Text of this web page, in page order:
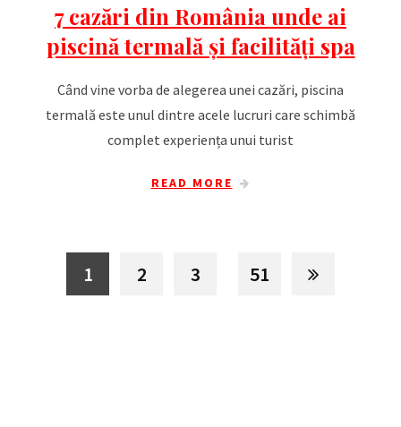
7 cazări din România unde ai
piscină termală și facilități spa
Când vine vorba de alegerea unei cazări, piscina
termală este unul dintre acele lucruri care schimbă
complet experiența unui turist
READ MORE
1 2 3 51